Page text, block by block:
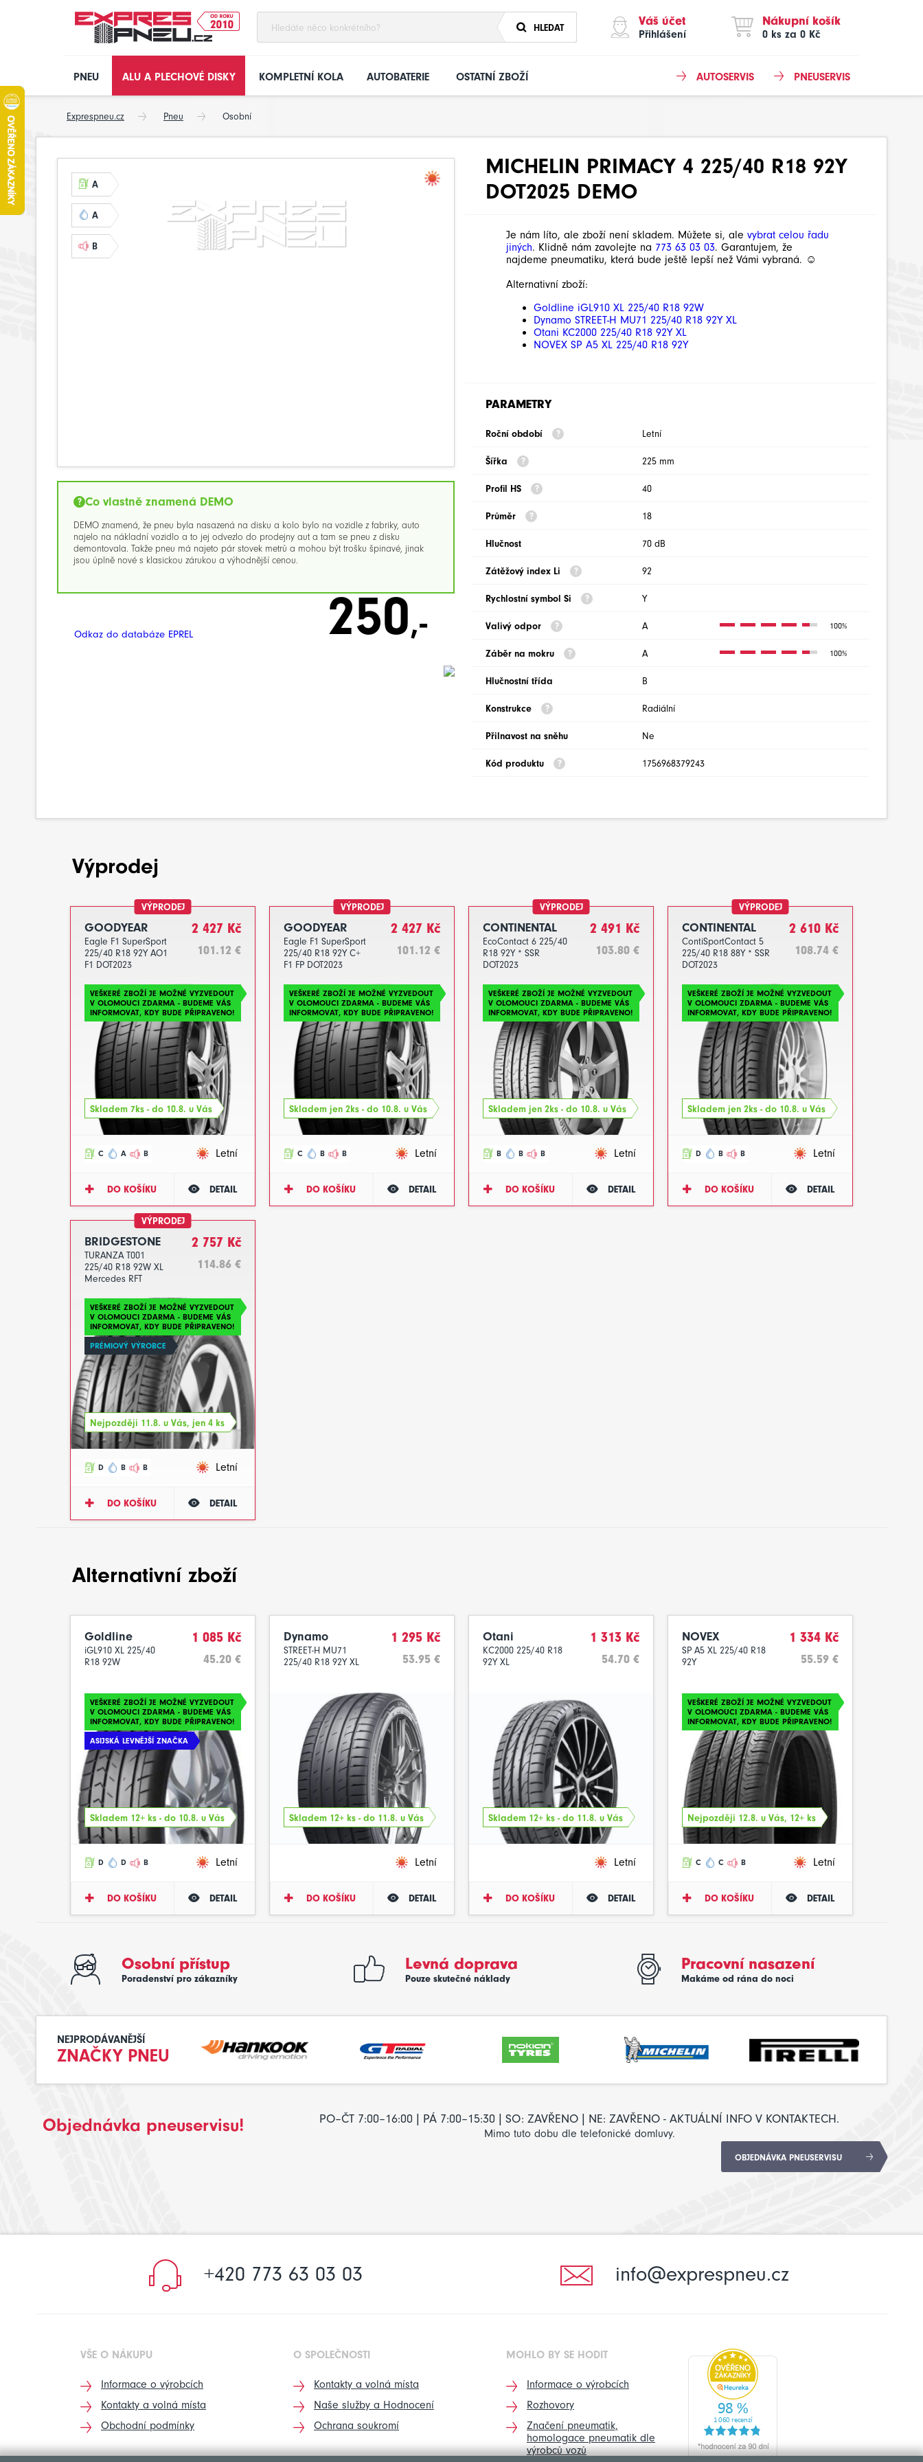
HLEDAT Váš účet
Přihlášení
Nákupní košík
0 ks za 0 Kč
PNEU ALU A PLECHOVÉ DISKY KOMPLETNÍ KOLA AUTOBATERIE OSTATNÍ ZBOŽÍ PNEUSERVIS
AUTOSERVIS
Exprespneu.cz Pneu Osobní
A
A
B
Co vlastně znamená DEMO
DEMO znamená, že pneu byla nasazená na disku a kolo bylo na vozidle z fabriky, auto
najelo na nákladní vozidlo a to jej odvezlo do prodejny aut a tam se pneu z disku
demontovala. Takže pneu má najeto pár stovek metrů a mohou být trošku špinavé, jinak
jsou úplně nové s klasickou zárukou a výhodnější cenou.
Odkaz do databáze EPREL 250,-
MICHELIN PRIMACY 4 225/40 R18 92Y
DOT2025 DEMO
Je nám líto, ale zboží není skladem. Můžete si, ale vybrat celou řadu
jiných. Klidně nám zavolejte na 773 63 03 03. Garantujem, že
najdeme pneumatiku, která bude ještě lepší než Vámi vybraná. ☺
Alternativní zboží:
Goldline iGL910 XL 225/40 R18 92W
Dynamo STREET-H MU71 225/40 R18 92Y XL
Otani KC2000 225/40 R18 92Y XL
NOVEX SP A5 XL 225/40 R18 92Y
PARAMETRY
Roční období Letní
Šířka 225 mm
Profil HS 40
Průměr 18
Hlučnost 70 dB
Zátěžový index Li 92
Rychlostní symbol Si Y
Valivý odpor A 100%
Záběr na mokru A 100%
Hlučnostní třída B
Konstrukce Radiální
Přilnavost na sněhu Ne
Kód produktu 1756968379243
Výprodej
VÝPRODEJ
GOODYEAR
Eagle F1 SuperSport
225/40 R18 92Y AO1
F1 DOT2023
2 427 Kč
101.12 €
VEŠKERÉ ZBOŽÍ JE MOŽNÉ VYZVEDOUT
V OLOMOUCI ZDARMA - BUDEME VÁS
INFORMOVAT, KDY BUDE PŘIPRAVENO!
Skladem 7ks - do 10.8. u Vás
C A B Letní
DO KOŠÍKU DETAIL
VÝPRODEJ
GOODYEAR
Eagle F1 SuperSport
225/40 R18 92Y C+
F1 FP DOT2023
2 427 Kč
101.12 €
VEŠKERÉ ZBOŽÍ JE MOŽNÉ VYZVEDOUT
V OLOMOUCI ZDARMA - BUDEME VÁS
INFORMOVAT, KDY BUDE PŘIPRAVENO!
Skladem jen 2ks - do 10.8. u Vás
C B B Letní
DO KOŠÍKU DETAIL
VÝPRODEJ
CONTINENTAL
EcoContact 6 225/40
R18 92Y * SSR
DOT2023
2 491 Kč
103.80 €
VEŠKERÉ ZBOŽÍ JE MOŽNÉ VYZVEDOUT
V OLOMOUCI ZDARMA - BUDEME VÁS
INFORMOVAT, KDY BUDE PŘIPRAVENO!
Skladem jen 2ks - do 10.8. u Vás
B B B Letní
DO KOŠÍKU DETAIL
VÝPRODEJ
CONTINENTAL
ContiSportContact 5
225/40 R18 88Y * SSR
DOT2023
2 610 Kč
108.74 €
VEŠKERÉ ZBOŽÍ JE MOŽNÉ VYZVEDOUT
V OLOMOUCI ZDARMA - BUDEME VÁS
INFORMOVAT, KDY BUDE PŘIPRAVENO!
Skladem jen 2ks - do 10.8. u Vás
D B B Letní
DO KOŠÍKU DETAIL
VÝPRODEJ
BRIDGESTONE
TURANZA T001
225/40 R18 92W XL
Mercedes RFT
2 757 Kč
114.86 €
VEŠKERÉ ZBOŽÍ JE MOŽNÉ VYZVEDOUT
V OLOMOUCI ZDARMA - BUDEME VÁS
INFORMOVAT, KDY BUDE PŘIPRAVENO!
PRÉMIOVÝ VÝROBCE
Nejpozději 11.8. u Vás, jen 4 ks
D B B Letní
DO KOŠÍKU DETAIL
Alternativní zboží
Goldline
iGL910 XL 225/40
R18 92W
1 085 Kč
45.20 €
VEŠKERÉ ZBOŽÍ JE MOŽNÉ VYZVEDOUT
V OLOMOUCI ZDARMA - BUDEME VÁS
INFORMOVAT, KDY BUDE PŘIPRAVENO!
ASIJSKÁ LEVNĚJŠÍ ZNAČKA
Skladem 12+ ks - do 10.8. u Vás
D D B Letní
DO KOŠÍKU DETAIL
Dynamo
STREET-H MU71
225/40 R18 92Y XL
1 295 Kč
53.95 €
Skladem 12+ ks - do 11.8. u Vás
Letní
DO KOŠÍKU DETAIL
Otani
KC2000 225/40 R18
92Y XL
1 313 Kč
54.70 €
Skladem 12+ ks - do 11.8. u Vás
Letní
DO KOŠÍKU DETAIL
NOVEX
SP A5 XL 225/40 R18
92Y
1 334 Kč
55.59 €
VEŠKERÉ ZBOŽÍ JE MOŽNÉ VYZVEDOUT
V OLOMOUCI ZDARMA - BUDEME VÁS
INFORMOVAT, KDY BUDE PŘIPRAVENO!
Nejpozději 12.8. u Vás, 12+ ks
C C B Letní
DO KOŠÍKU DETAIL
Osobní přístup
Poradenství pro zákazníky
Levná doprava
Pouze skutečné náklady
Pracovní nasazení
Makáme od rána do noci
NEJPRODÁVANĚJŠÍ
ZNAČKY PNEU
Objednávka pneuservisu! PO–ČT 7:00–16:00 | PÁ 7:00–15:30 | SO: ZAVŘENO | NE: ZAVŘENO - AKTUÁLNÍ INFO V KONTAKTECH.
Mimo tuto dobu dle telefonické domluvy.
OBJEDNÁVKA PNEUSERVISU
+420 773 63 03 03 info@exprespneu.cz
VŠE O NÁKUPU
Informace o výrobcích
Kontakty a volná místa
Obchodní podmínky
O SPOLEČNOSTI
Kontakty a volná místa
Naše služby a Hodnocení
Ochrana soukromí
MOHLO BY SE HODIT
Informace o výrobcích
Rozhovory
Značení pneumatik,
homologace pneumatik dle
výrobců vozů